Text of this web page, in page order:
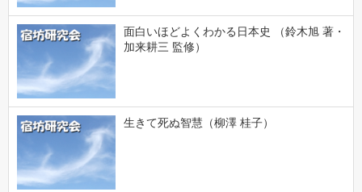
面白いほどよくわかる日本史 （鈴木旭 著・
加来耕三 監修）
生きて死ぬ智慧（柳澤 桂子）